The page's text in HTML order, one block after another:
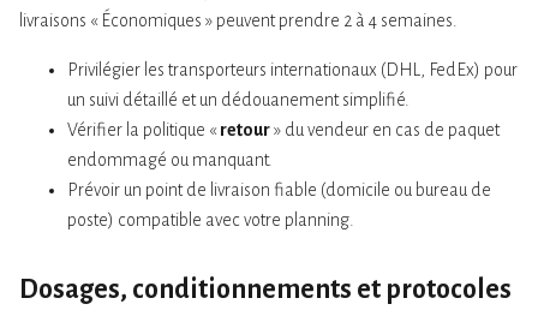
livraisons « Économiques » peuvent prendre 2 à 4 semaines.
Privilégier les transporteurs internationaux (DHL, FedEx) pour
un suivi détaillé et un dédouanement simplifié.
Vérifier la politique «retour» du vendeur en cas de paquet
endommagé ou manquant.
Prévoir un point de livraison fiable (domicile ou bureau de
poste) compatible avec votre planning.
Dosages, conditionnements et protocoles